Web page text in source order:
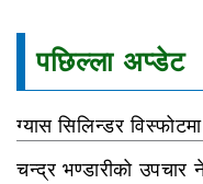
पछिल्ला अप्डेट
ग्यास सिलिन्डर
चन्द्र भण्डारीको उपचार